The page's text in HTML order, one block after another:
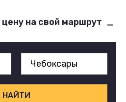
на свой маршрут
НАЙТИ